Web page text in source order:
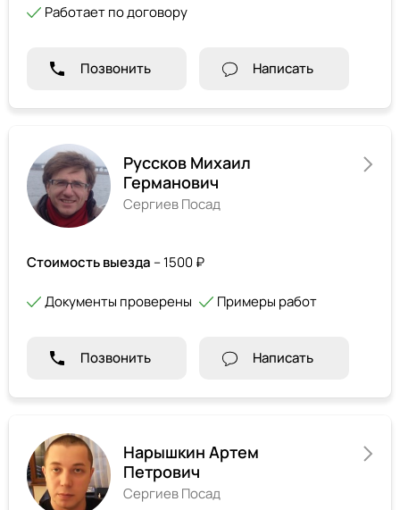
Работает по договору
Позвонить Написать
Руссков Михаил
Германович
Сергиев Посад
Стоимость выезда – 1500 ₽
Документы проверены Примеры работ
Позвонить Написать
Нарышкин Артем
Петрович
Сергиев Посад